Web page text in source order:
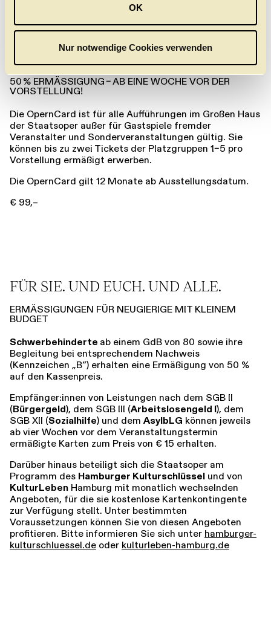
l
OK
Nur notwendige Cookies verwenden
50 % ERMÄSSIGUNG – AB EINE WOCHE VOR DER V
ORSTELLUNG!
Die OpernCard ist für alle Aufführungen im Großen Haus
der ­Staatsoper außer für Gastspiele fremder
Veranstalter und Sonderveranstaltungen gültig. Sie
können bis zu zwei Tickets der Platz­gruppen 1–5 pro
Vorstellung ermäßigt erwerben.
Die OpernCard ­gilt 12 Monate ab Ausstellungsdatum.
€ 99,–
FÜR SIE. UND EUCH. UND ALLE.
ERMÄSSIGUNGEN FÜR NEUGIERIGE MIT KLEINEM B
UDGET
Schwerbehinderte ab einem GdB von 80 sowie ihre
Begleitung bei entsprechendem Nachweis
(Kennzeichen „B“) erhalten eine Ermäßigung von 50 %
auf den Kassenpreis.
Empfänger:innen von Leistungen nach dem SGB II
(Bürgergeld), dem SGB III (Arbeitslosengeld I), dem
SGB XII (Sozialhilfe) und dem AsylbLG können jeweils
ab vier Wochen vor dem Veranstaltungstermin
ermäßigte Karten zum Preis von € 15 erhalten.
Darüber hinaus beteiligt sich die Staatsoper am
Programm des Hamburger Kulturschlüssel und von
KulturLeben Hamburg mit monatlich wechselnden
Angeboten, für die sie kostenlose Kartenkontingente
zur Verfügung stellt. Unter bestimmten
Voraussetzungen können Sie von diesen Angeboten
profitieren. Bitte informieren Sie sich unter hamburger-
kulturschluessel.de oder kulturleben-hamburg.de